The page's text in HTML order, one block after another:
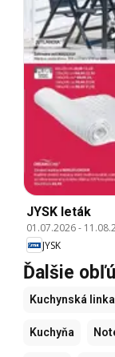
JYSK leták
01.07.2026-
JYSK
Ďalšie
Kuchynská linka
Kuchyňa